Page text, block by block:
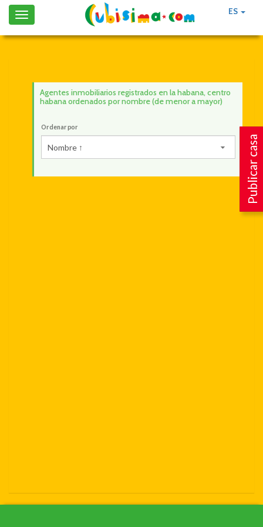
ES
Toggle
navigation
Publicar casa
Agentes inmobiliarios registrados en la habana, centro
habana ordenados por nombre (de menor a mayor)
Ordenar por
Nombre ↑